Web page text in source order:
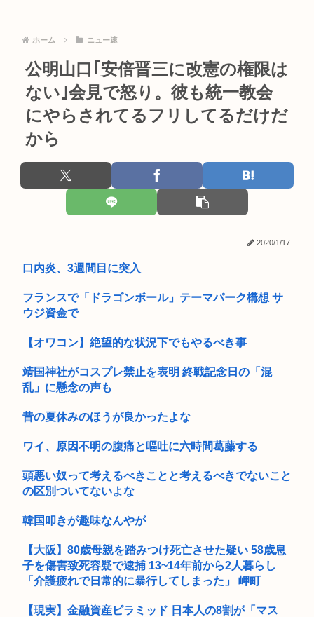
女の子「フェラしてる時にコレする男、ガチでやめろ 」
進次郎「日米同盟の絆の強さと、平素から培った協力関係が」
米軍 熊...
【画像】女の子、パンティーの種類がこんなにあったwww
りの不適...
安倍晋三が経営するホームセンター「わーくマン」にありがち
要』と...
【動画】高市早苗さん、広島の被爆者代表を睨みつけてしまい
炎上
PS6と新型PSPのリーク写真www
私「親友が癌で余命宣告を受けた。2日ほど留守にしたい」ト
メ「もう...
【画像】大阪がイメージと違いすぎてカルチャーショック受け
【画像】今年のミスマガジンのJK達、これすべて同じような顔
が近...
だった」
アメリカ人「ヘイ！JAP！なぜ和ゲーは主人公が喋らないんだ
い？異...
イ」の渾...
樹里と中学生のカーセクロス完全版。新事実発見した。
元ジャンポケ斉藤慎二被告のTikTokライブ、求刑7年直後にう
つ...
【驚愕】放送当時は酷評された『ルパン三世』、再放送で視聴
率30％...
「踊る大捜査線」新作映画に声優の立木文彦・津田健次郎・関
智一・野...
ホーム ニュー速
公明山口｢安倍晋三に改憲の権限は
ない｣会見で怒り。彼も統一教会
にやらされてるフリしてるだけだ
から
2020/1/17
口内炎、3週間目に突入
フランスで「ドラゴンボール」テーマパーク構想 サ
ウジ資金で
【オワコン】絶望的な状況下でもやるべき事
靖国神社がコスプレ禁止を表明 終戦記念日の「混
乱」に懸念の声も
昔の夏休みのほうが良かったよな
ワイ、原因不明の腹痛と嘔吐に六時間葛藤する
頭悪い奴って考えるべきことと考えるべきでないこと
の区別ついてないよな
韓国叩きが趣味なんやが
【大阪】80歳母親を踏みつけ死亡させた疑い 58歳息
子を傷害致死容疑で逮捕 13~14年前から2人暮らし
「介護疲れで日常的に暴行してしまった」 岬町
【現実】金融資産ピラミッド 日本人の8割が「マス